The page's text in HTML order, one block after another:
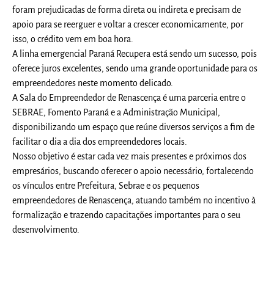
foram prejudicadas de forma direta ou indireta e precisam de
apoio para se reerguer e voltar a crescer economicamente, por
isso, o crédito vem em boa hora.
A linha emergencial Paraná Recupera está sendo um sucesso, pois
oferece juros excelentes, sendo uma grande oportunidade para os
empreendedores neste momento delicado.
A Sala do Empreendedor de Renascença é uma parceria entre o
SEBRAE, Fomento Paraná e a Administração Municipal,
disponibilizando um espaço que reúne diversos serviços a fim de
facilitar o dia a dia dos empreendedores locais.
Nosso objetivo é estar cada vez mais presentes e próximos dos
empresários, buscando oferecer o apoio necessário, fortalecendo
os vínculos entre Prefeitura, Sebrae e os pequenos
empreendedores de Renascença, atuando também no incentivo à
formalização e trazendo capacitações importantes para o seu
desenvolvimento.